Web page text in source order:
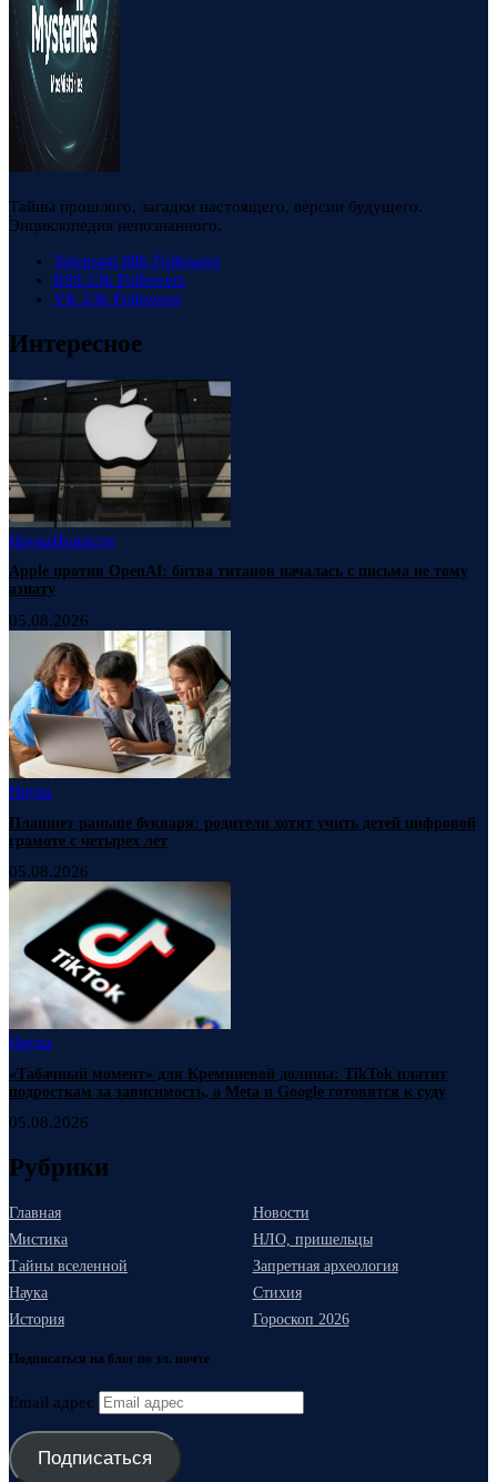
Тайны прошлого, загадки настоящего, версии будущего.
Энциклопедия непознанного.
Telegram 88k Followers
RSS 23k Followers
VK 23k Followers
Интересное
НаукаНовости
Apple против OpenAI: битва титанов началась с письма не тому
азиату
05.08.2026
Наука
Планшет раньше букваря: родители хотят учить детей цифровой
грамоте с четырех лет
05.08.2026
Наука
«Табачный момент» для Кремниевой долины: TikTok платит
подросткам за зависимость, а Meta и Google готовятся к суду
05.08.2026
Рубрики
Главная
Новости
Мистика
НЛО, пришельцы
Тайны вселенной
Запретная археология
Наука
Стихия
История
Гороскоп 2026
Подписаться на блог по эл. почте
Email адрес
Подписаться